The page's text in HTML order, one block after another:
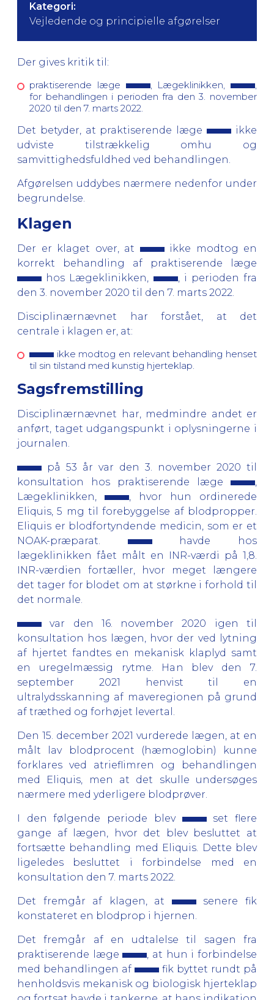
Kategori:
Vejledende og principielle afgørelser
Der gives kritik til:
praktiserende læge
, Lægeklinikken,
for behandlingen i perioden fra den 3. november
2020 til den 7. marts 2022.
Det betyder, at praktiserende læge
ikke
udviste tilstrækkelig omhu og
samvittighedsfuldhed ved behandlingen.
Afgørelsen uddybes nærmere nedenfor under
begrundelse.
Klagen
Der er klaget over, at
ikke modtog en
korrekt behandling af praktiserende læge
hos Lægeklinikken,
, i perioden fra
den 3. november 2020 til den 7. marts 2022.
Disciplinærnævnet har forstået, at det
centrale i klagen er, at:
ikke modtog en relevant behandling henset
til sin tilstand med kunstig hjerteklap.
Sagsfremstilling
Disciplinærnævnet har, medmindre andet er
anført, taget udgangspunkt i oplysningerne i
journalen.
på 53 år var den 3. november 2020 til
konsultation hos praktiserende læge
Lægeklinikken,
, hvor hun ordinerede
Eliquis, 5 mg til forebyggelse af blodpropper.
Eliquis er blodfortyndende medicin, som er et
NOAK-præparat.
havde hos
lægeklinikken fået målt en INR-værdi på 1,8.
INR-værdien fortæller, hvor meget længere
det tager for blodet om at størkne i forhold til
det normale.
var den 16. november 2020 igen til
konsultation hos lægen, hvor der ved lytning
af hjertet fandtes en mekanisk klaplyd samt
en uregelmæssig rytme. Han blev den 7.
september 2021 henvist til en
ultralydsskanning af maveregionen på grund
af træthed og forhøjet levertal.
Den 15. december 2021 vurderede lægen, at en
målt lav blodprocent (hæmoglobin) kunne
forklares ved atrieflimren og behandlingen
med Eliquis, men at det skulle undersøges
nærmere med yderligere blodprøver.
I den følgende periode blev
set flere
gange af lægen, hvor det blev besluttet at
fortsætte behandling med Eliquis. Dette blev
ligeledes besluttet i forbindelse med en
konsultation den 7. marts 2022.
Det fremgår af klagen, at
senere fik
konstateret en blodprop i hjernen.
Det fremgår af en udtalelse til sagen fra
praktiserende læge
, at hun i forbindelse
med behandlingen af
fik byttet rundt på
henholdsvis mekanisk og biologisk hjerteklap